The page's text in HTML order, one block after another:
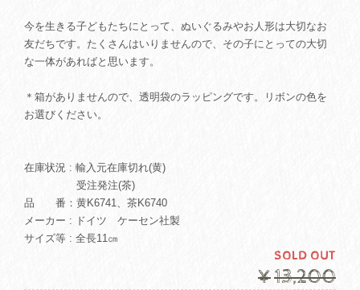
今を生きる子どもたちにとって、ぬいぐるみやお人形は大切なお
友だちです。たくさんはいりませんので、その子にとっての大切
な一体があればと思います。
＊箱がありませんので、透明袋のラッピングです。リボンの色を
お選びください。
在庫状況 : 輸入元在庫切れ(黄)
受注発注(茶)
品 番：黄K6741、茶K6740
メーカー : ドイツ ケーセン社製
サイズ等 : 全長11㎝
SOLD OUT
¥13,200